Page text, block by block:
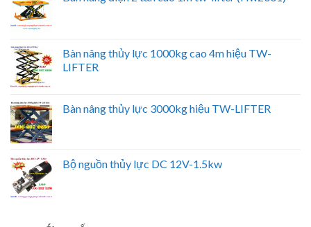
Bàn nâng thủy lực 1000kg cao 4m hiệu TW-
LIFTER
Bàn nâng thủy lực 3000kg hiệu TW-LIFTER
Bộ nguồn thủy lực DC 12V-1.5kw